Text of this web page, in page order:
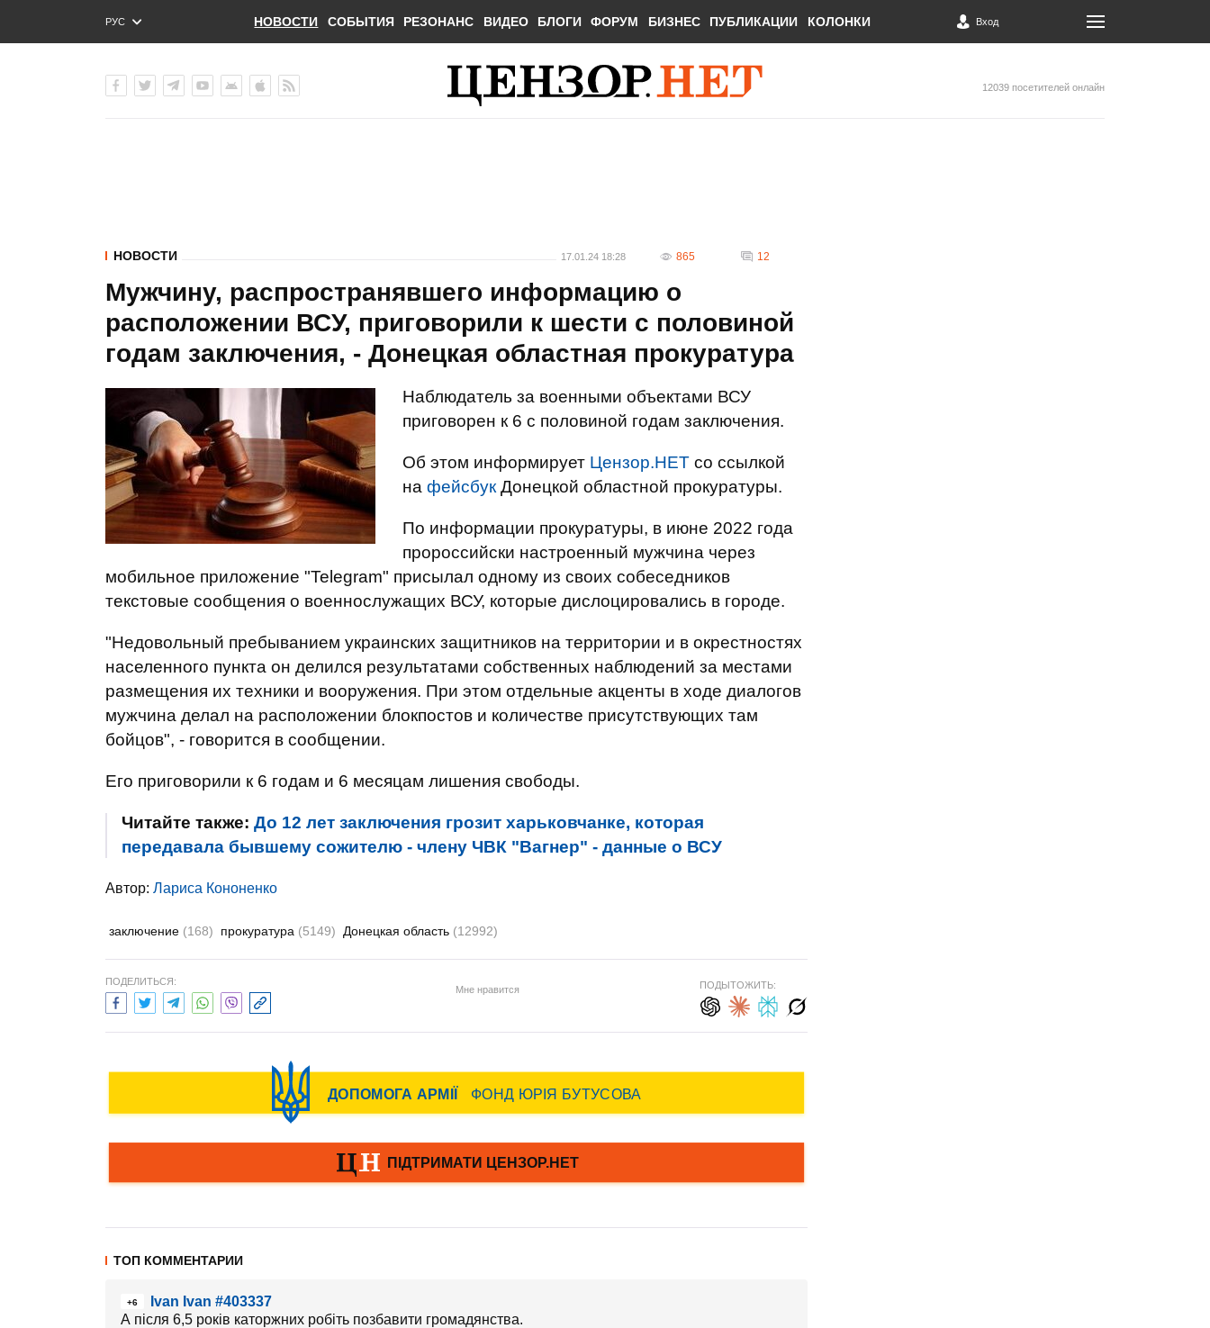
РУС
ENG
НОВОСТИ СОБЫТИЯ РЕЗОНАНС ВИДЕО БЛОГИ ФОРУМ БИЗНЕС ПУБЛИКАЦИИ КОЛОНКИ Вход
12039 посетителей онлайн
НОВОСТИ 17.01.24 18:28 865 12
Мужчину, распространявшего информацию о
расположении ВСУ, приговорили к шести с половиной
годам заключения, - Донецкая областная прокуратура
Наблюдатель за военными объектами ВСУ
приговорен к 6 с половиной годам заключения.
Об этом информирует Цензор.НЕТ со ссылкой
на фейсбук Донецкой областной прокуратуры.
По информации прокуратуры, в июне 2022 года
пророссийски настроенный мужчина через
мобильное приложение "Telegram" присылал одному из своих собеседников
текстовые сообщения о военнослужащих ВСУ, которые дислоцировались в городе.
"Недовольный пребыванием украинских защитников на территории и в окрестностях
населенного пункта он делился результатами собственных наблюдений за местами
размещения их техники и вооружения. При этом отдельные акценты в ходе диалогов
мужчина делал на расположении блокпостов и количестве присутствующих там
бойцов", - говорится в сообщении.
Его приговорили к 6 годам и 6 месяцам лишения свободы.
Читайте также: До 12 лет заключения грозит харьковчанке, которая
передавала бывшему сожителю - члену ЧВК "Вагнер" - данные о ВСУ
Автор: Лариса Кононенко
заключение (168) прокуратура (5149) Донецкая область (12992)
ПОДЕЛИТЬСЯ:
Мне нравится ПОДЫТОЖИТЬ:
ТОП КОММЕНТАРИИ
+6
Ivan Ivan #403337
А після 6,5 років каторжних робіть позбавити громадянства.